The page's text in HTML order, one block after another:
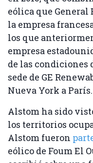
eólica que General
la empresa
los que
empresa
de las condiciones
sede de GE
Nueva York a París.
Alstom ha sido
los territorios
Alstom fueron
eólico de Foum El